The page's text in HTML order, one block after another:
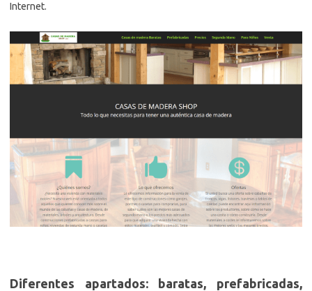
Internet.
Diferentes apartados: baratas, prefabricadas,